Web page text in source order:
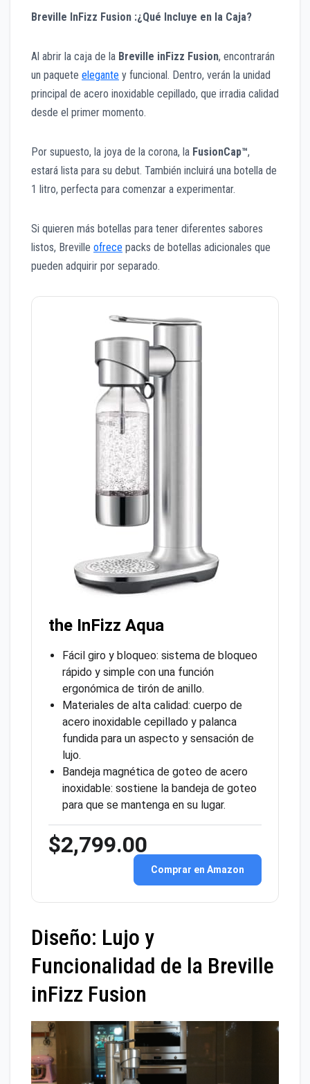
Breville InFizz Fusion :¿Qué Incluye en la Caja?
Al abrir la caja de la Breville inFizz Fusion, encontrarán
un paquete elegante y funcional. Dentro, verán la unidad
principal de acero inoxidable cepillado, que irradia calidad
desde el primer momento.
Por supuesto, la joya de la corona, la FusionCap™,
estará lista para su debut. También incluirá una botella de
1 litro, perfecta para comenzar a experimentar.
Si quieren más botellas para tener diferentes sabores
listos, Breville ofrece packs de botellas adicionales que
pueden adquirir por separado.
the InFizz Aqua
Fácil giro y bloqueo: sistema de bloqueo
rápido y simple con una función
ergonómica de tirón de anillo.
Materiales de alta calidad: cuerpo de
acero inoxidable cepillado y palanca
fundida para un aspecto y sensación de
lujo.
Bandeja magnética de goteo de acero
inoxidable: sostiene la bandeja de goteo
para que se mantenga en su lugar.
$2,799.00
Comprar en Amazon
Diseño: Lujo y
Funcionalidad de la Breville
inFizz Fusion